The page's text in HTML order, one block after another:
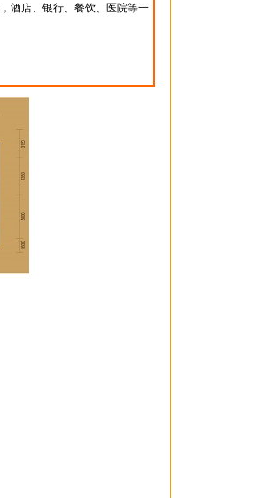
酒店、银行、餐饮、医院等一